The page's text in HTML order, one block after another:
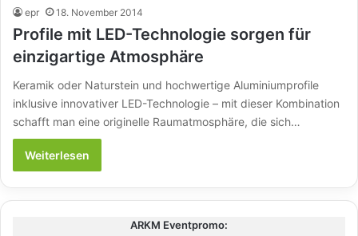
epr 18. November 2014
Profile mit LED-Technologie sorgen für
einzigartige Atmosphäre
Keramik oder Naturstein und hochwertige Aluminiumprofile
inklusive innovativer LED-Technologie – mit dieser Kombination
schafft man eine originelle Raumatmosphäre, die sich…
Weiterlesen
ARKM Eventpromo: